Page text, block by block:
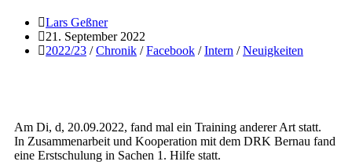
Lars Geßner
21. September 2022
2022/23 / Chronik / Facebook / Intern / Neuigkeiten
Am Di, d, 20.09.2022, fand mal ein Training anderer Art statt.
In Zusammenarbeit und Kooperation mit dem DRK Bernau fand
eine Erstschulung in Sachen 1. Hilfe statt.